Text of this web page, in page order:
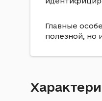
Главные
полезной, но